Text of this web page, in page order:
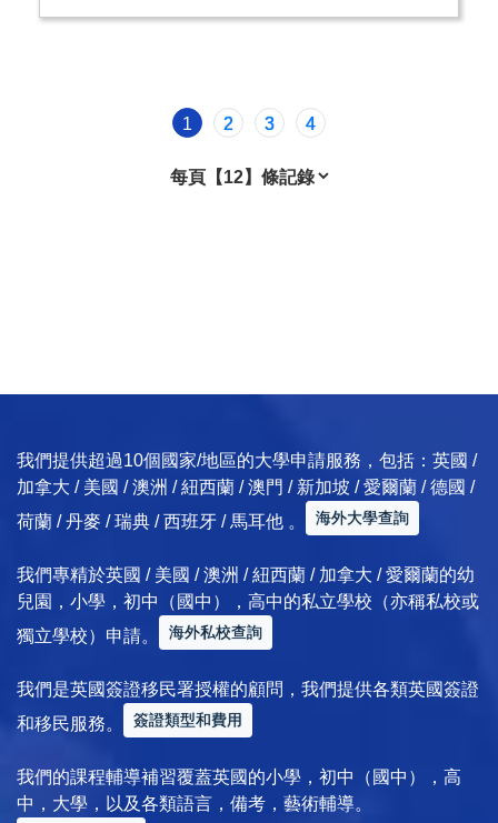
1 2 3 4
我們提供超過10個國家/地區的大學申請服務，包括：英國 /
加拿大 / 美國 / 澳洲 / 紐西蘭 / 澳門 / 新加坡 / 愛爾蘭 / 德國 /
荷蘭 / 丹麥 / 瑞典 / 西班牙 / 馬耳他 。
海外大學查詢
我們專精於英國 / 美國 / 澳洲 / 紐西蘭 / 加拿大 / 愛爾蘭的幼
兒園，小學，初中（國中），高中的私立學校（亦稱私校或
獨立學校）申請。
海外私校查詢
我們是英國簽證移民署授權的顧問，我們提供各類英國簽證
和移民服務。
簽證類型和費用
我們的課程輔導補習覆蓋英國的小學，初中（國中），高
中，大學，以及各類語言，備考，藝術輔導。